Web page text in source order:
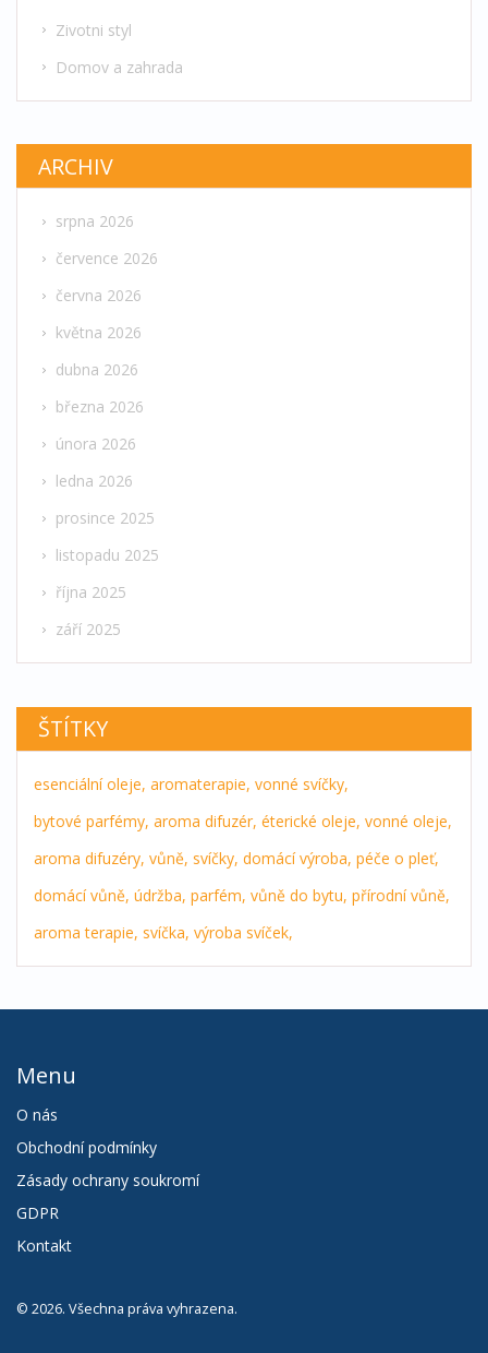
Zivotni styl
Domov a zahrada
ARCHIV
srpna 2026
července 2026
června 2026
května 2026
dubna 2026
března 2026
února 2026
ledna 2026
prosince 2025
listopadu 2025
října 2025
září 2025
ŠTÍTKY
esenciální oleje, aromaterapie, vonné svíčky,
bytové parfémy, aroma difuzér, éterické oleje, vonné oleje,
aroma difuzéry, vůně, svíčky, domácí výroba, péče o pleť,
domácí vůně, údržba, parfém, vůně do bytu, přírodní vůně,
aroma terapie, svíčka, výroba svíček,
Menu
O nás
Obchodní podmínky
Zásady ochrany soukromí
GDPR
Kontakt
© 2026. Všechna práva vyhrazena.